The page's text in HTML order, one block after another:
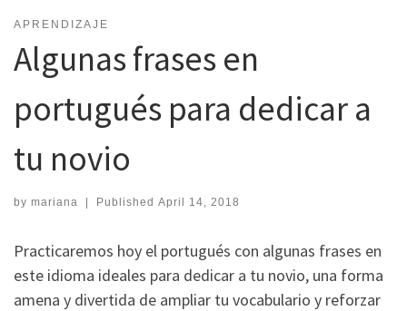
APRENDIZAJE
Algunas frases en
portugués para dedicar a
tu novio
by mariana Published April 14, 2018
Practicaremos hoy el portugués con algunas frases en
este idioma ideales para dedicar a tu novio, una forma
amena y divertida de ampliar tu vocabulario y reforzar